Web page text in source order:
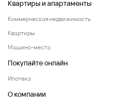
Квартиры и апартаменты
Коммерческая недвижимость
Квартиры
Машино-места
Покупайте онлайн
Ипотека
О компании